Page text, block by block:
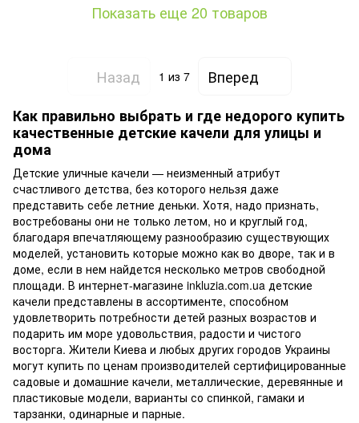
Показать еще 20 товаров
Назад 1 из 7
Вперед
Как правильно выбрать и где недорого купить
качественные детские качели для улицы и
дома
Детские уличные качели — неизменный атрибут
счастливого детства, без которого нельзя даже
представить себе летние деньки. Хотя, надо признать,
востребованы они не только летом, но и круглый год,
благодаря впечатляющему разнообразию существующих
моделей, установить которые можно как во дворе, так и в
доме, если в нем найдется несколько метров свободной
площади. В интернет-магазине inkluzia.com.ua детские
качели представлены в ассортименте, способном
удовлетворить потребности детей разных возрастов и
подарить им море удовольствия, радости и чистого
восторга. Жители Киева и любых других городов Украины
могут купить по ценам производителей сертифицированные
садовые и домашние качели, металлические, деревянные и
пластиковые модели, варианты со спинкой, гамаки и
тарзанки, одинарные и парные.